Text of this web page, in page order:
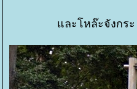
ละโหล๊ะจังกระ